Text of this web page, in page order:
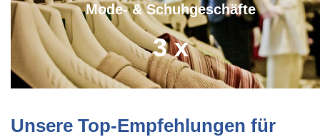
Mode- & Schuhgeschäfte
3 x
Unsere Top-Empfehlungen für